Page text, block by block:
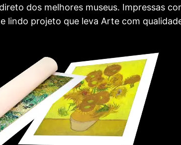
dos melhores museus. Impressas
projeto que leva Arte com